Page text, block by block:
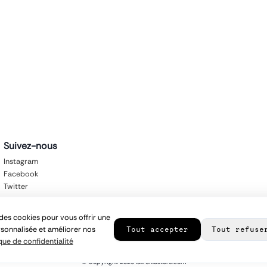
Suivez-nous
Instagram
Facebook
Twitter
© Copyright 2026 latroikastore.com
cookies pour vous offrir une
et améliorer nos
de confidentialité
Tout accepter Tout